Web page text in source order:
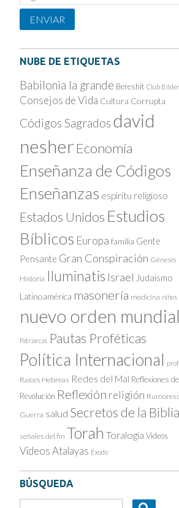
Subscription
ENVIAR
NUBE DE ETIQUETAS
Babilonia la grande Bereshit Club
Consejos de Vida Cultura Corrupta
Códigos Sagrados david
nesher Economía
Enseñanza de Códigos
Enseñanzas espíritu religioso
Estados Unidos Estudios
Bíblicos Europa familia Gente
Pensante Gran Conspiración Génesis
Historia Iluminatis Israel Judaísmo
Latinoamérica masonería medicina niños
nuevo orden mundial
Patriarcas Pautas Proféticas
Política Internacional
Raíces Hebreas Redes del Mal Reflexiones
Revolución Reflexión religión Rumores
Guerra salud Secretos de la Biblia
señales del fin Torah Toralogía Videos
Videos Atalayas Éxodo
BÚSQUEDA